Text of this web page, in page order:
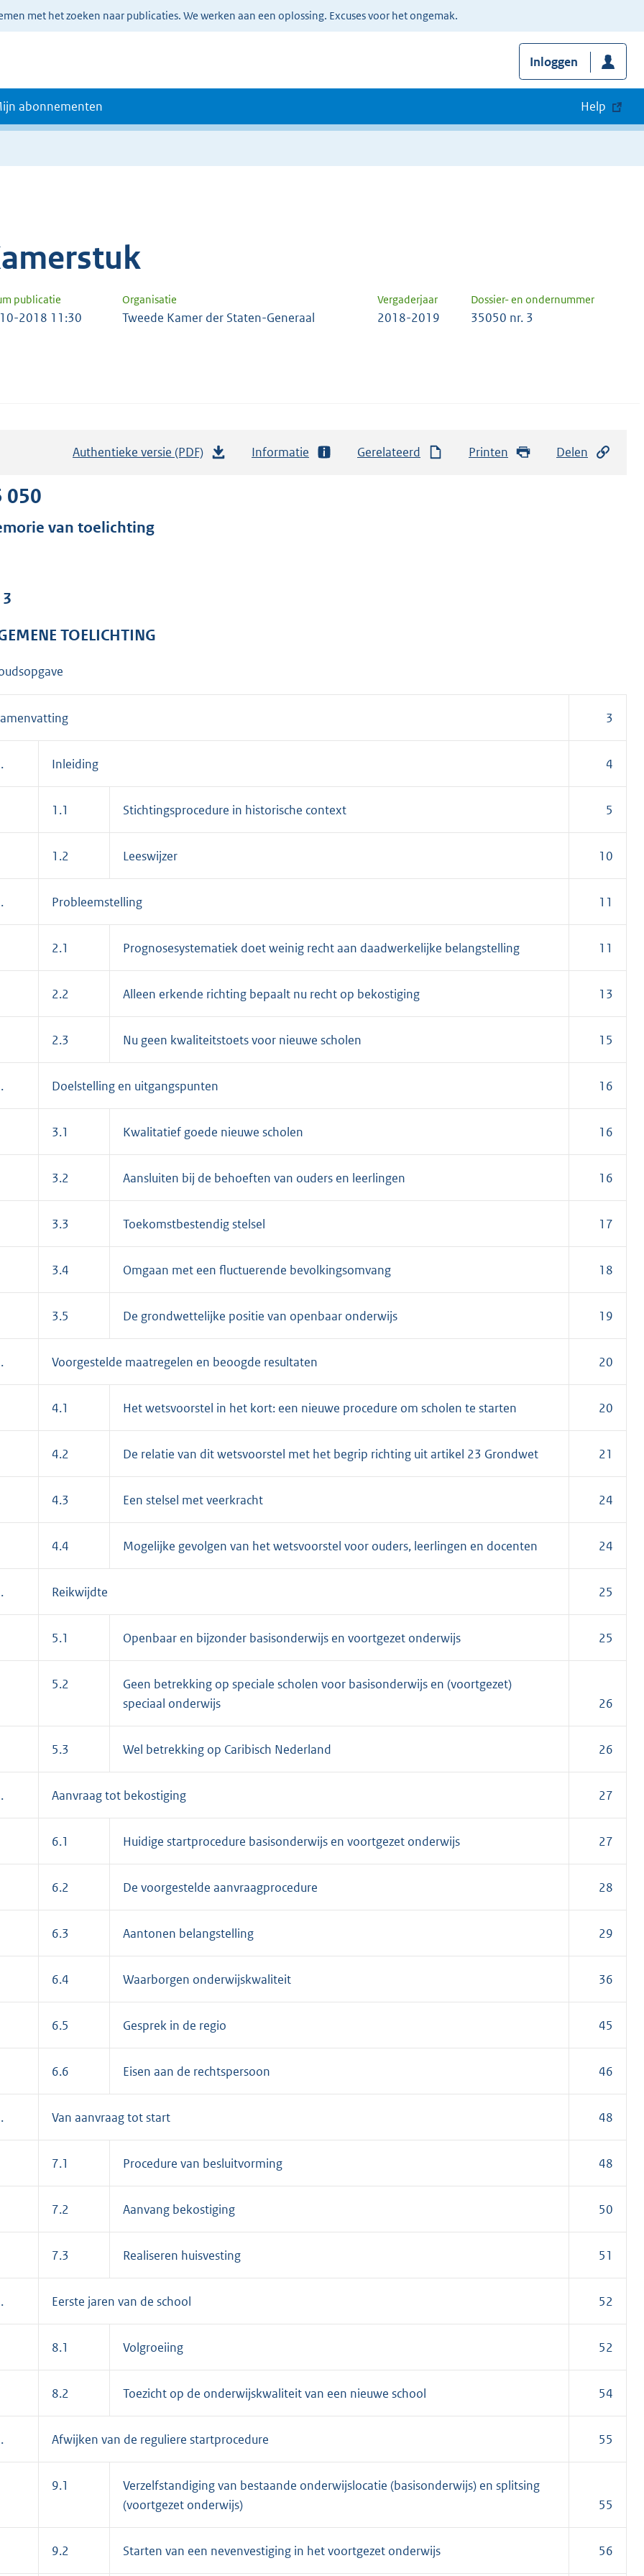
met het zoeken naar publicaties. We werken aan een oplossing. Excuses voor het ongemak.
Inloggen
abonnementen Help
publicatie Organisatie Vergaderjaar Dossier- en ondernummer
2018 11:30 Tweede Kamer der Staten-Generaal 2018-2019 35050 nr. 3
Authentieke versie (PDF)
:
8
Informatie Gerelateerd Printen Delen
050
van toelichting
TOELICHTING
3
Inleiding 4
1.1 Stichtingsprocedure in historische context 5
1.2 Leeswijzer 10
Probleemstelling 11
2.1 Prognosesystematiek doet weinig recht aan daadwerkelijke belangstelling 11
2.2 Alleen erkende richting bepaalt nu recht op bekostiging 13
2.3 Nu geen kwaliteitstoets voor nieuwe scholen 15
Doelstelling en uitgangspunten 16
3.1 Kwalitatief goede nieuwe scholen 16
3.2 Aansluiten bij de behoeften van ouders en leerlingen 16
3.3 Toekomstbestendig stelsel 17
3.4 Omgaan met een fluctuerende bevolkingsomvang 18
3.5 De grondwettelijke positie van openbaar onderwijs 19
Voorgestelde maatregelen en beoogde resultaten 20
4.1 Het wetsvoorstel in het kort: een nieuwe procedure om scholen te starten 20
4.2 De relatie van dit wetsvoorstel met het begrip richting uit artikel 23 Grondwet 21
4.3 Een stelsel met veerkracht 24
4.4 Mogelijke gevolgen van het wetsvoorstel voor ouders, leerlingen en docenten 24
Reikwijdte 25
5.1 Openbaar en bijzonder basisonderwijs en voortgezet onderwijs 25
5.2
Geen betrekking op speciale scholen voor basisonderwijs en (voortgezet)
speciaal onderwijs
26
5.3 Wel betrekking op Caribisch Nederland 26
Aanvraag tot bekostiging 27
6.1 Huidige startprocedure basisonderwijs en voortgezet onderwijs 27
6.2 De voorgestelde aanvraagprocedure 28
6.3 Aantonen belangstelling 29
6.4 Waarborgen onderwijskwaliteit 36
6.5 Gesprek in de regio 45
6.6 Eisen aan de rechtspersoon 46
Van aanvraag tot start 48
7.1 Procedure van besluitvorming 48
7.2 Aanvang bekostiging 50
7.3 Realiseren huisvesting 51
Eerste jaren van de school 52
8.1 Volgroeiing 52
8.2 Toezicht op de onderwijskwaliteit van een nieuwe school 54
Afwijken van de reguliere startprocedure 55
9.1
Verzelfstandiging van bestaande onderwijslocatie (basisonderwijs) en splitsing
(voortgezet onderwijs)
55
9.2 Starten van een nevenvestiging in het voortgezet onderwijs 56